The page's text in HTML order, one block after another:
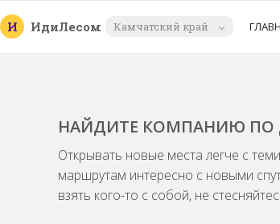
И ИдиЛесом Камчатский край
НАЙДИТЕ КОМПАНИЮ ПО
Открывать новые места легче с
маршрутам интересно с новыми
взять кого-то с собой, не